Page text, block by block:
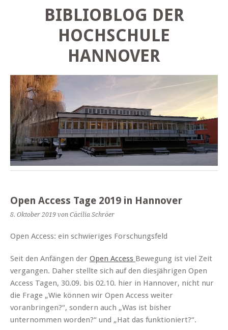
BIBLIOBLOG DER
HOCHSCHULE
HANNOVER
Open Access Tage 2019 in Hannover
8. Oktober 2019 von Cäcilia Schröer
Open Access: ein schwieriges Forschungsfeld
Seit den Anfängen der Open Access Bewegung ist viel Zeit
vergangen. Daher stellte sich auf den diesjährigen Open
Access Tagen, 30.09. bis 02.10. hier in Hannover, nicht nur
die Frage „Wie können wir Open Access weiter
voranbringen?“, sondern auch „Was ist bisher
unternommen worden?“ und „Hat das funktioniert?“.